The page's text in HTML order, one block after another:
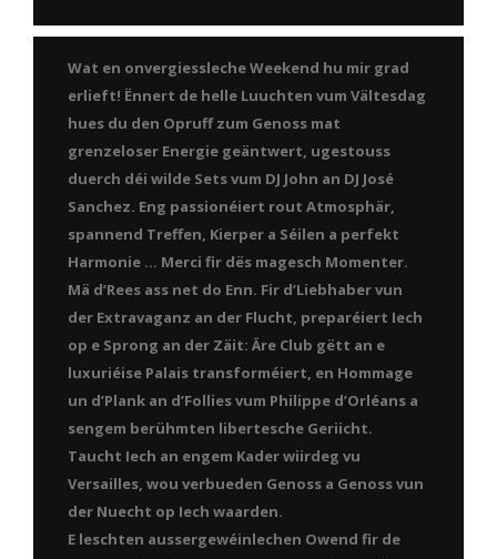
Wat en onvergiessleche Weekend hu mir grad
erlieft! Ënnert de helle Luuchten vum Vältesdag
hues du den Opruff zum Genoss mat
grenzeloser Energie geäntwert, ugestouss
duerch déi wilde Sets vum DJ John an DJ José
Sanchez. Eng passionéiert rout Atmosphär,
spannend Treffen, Kierper a Séilen a perfekt
Harmonie … Merci fir dës magesch Momenter.
Mä d’Rees ass net do Enn. Fir d’Liebhaber vun
der Extravaganz an der Flucht, preparéiert Iech
op e Sprong an der Zäit: Äre Club gëtt an e
luxuriéise Palais transforméiert, en Hommage
un d’Plank an d’Follies vum Philippe d’Orléans a
sengem berühmten libertesche Geriicht.
Taucht Iech an engem Kader wiirdeg vu
Versailles, wou verbueden Genoss a Genoss vun
der Nuecht op Iech waarden.
E leschten aussergewéinlechen Owend fir de